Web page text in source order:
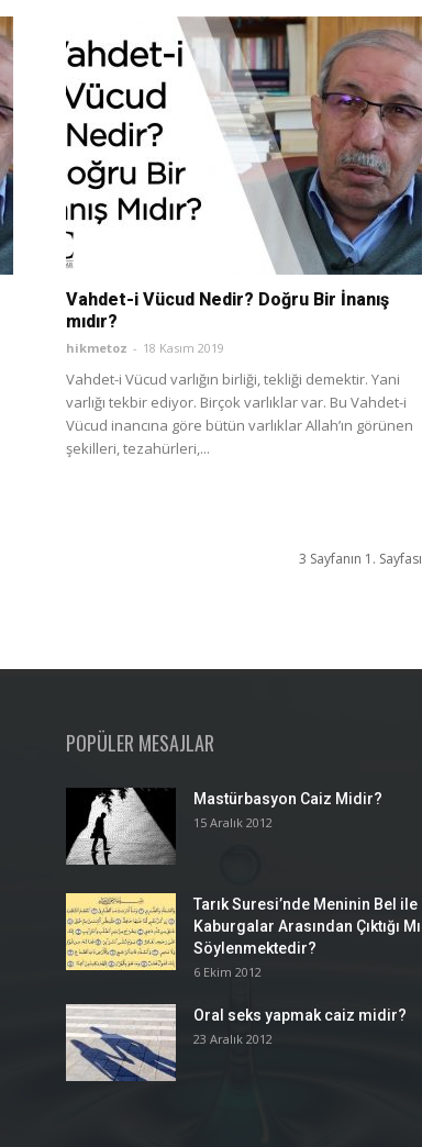
Vahdet-i Vücud Nedir? Doğru Bir İnanış
mıdır?
hikmetoz - 18 Kasım 2019
Vahdet-i Vücud varlığın birliği, tekliği demektir. Yani
varlığı tekbir ediyor. Birçok varlıklar var. Bu Vahdet-i
Vücud inancına göre bütün varlıklar Allah’ın görünen
şekilleri, tezahürleri,...
3 Sayfanın 1. Sayfası
POPÜLER MESAJLAR
Mastürbasyon Caiz Midir?
15 Aralık 2012
Tarık Suresi’nde Meninin Bel ile
Kaburgalar Arasından Çıktığı Mı
Söylenmektedir?
6 Ekim 2012
Oral seks yapmak caiz midir?
23 Aralık 2012